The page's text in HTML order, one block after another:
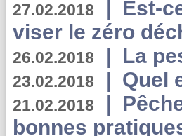
27.02.2018 | Est-
viser le zéro
26.02.2018 | La
23.02.2018 | Quel
21.02.2018 |
bonnes